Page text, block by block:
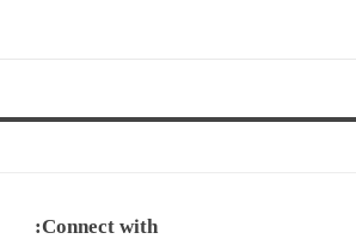
Connect with: